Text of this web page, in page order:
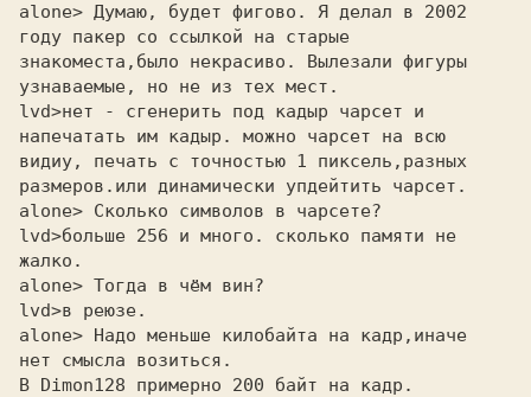
alone> Думаю, будет фигово. Я делал в 2002
году пакер со ссылкой на старые
знакоместа,было некрасиво. Вылезали фигуры
узнаваемые, но не из тех мест.
lvd>
напечатать им кадыр. можно чарсет на всю
видиу, печать с точностью 1 пиксель,разных
размеров.или динамически упдейтить чарсет.
alone> Сколько символов в чарсете?
lvd>
жалко.
alone> Тогда в чём вин?
lvd>
alone> Надо меньше килобайта на кадр,иначе
нет смысла возиться.
В Dimon128 примерно 200 байт на кадр.